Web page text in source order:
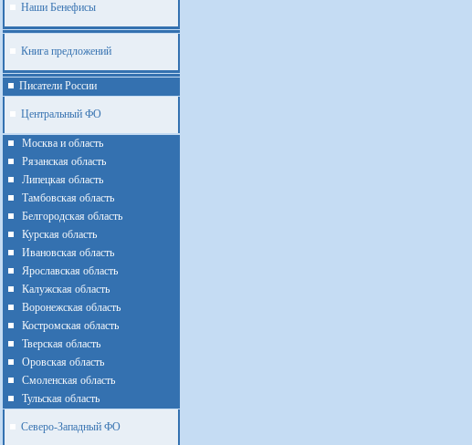
Наши Бенефисы
Книга предложений
Писатели России
Центральный ФО
Москва и область
Рязанская область
Липецкая область
Тамбовская область
Белгородская область
Курская область
Ивановская область
Ярославская область
Калужская область
Воронежская область
Костромская область
Тверская область
Оровская область
Смоленская область
Тульская область
Северо-Западный ФО